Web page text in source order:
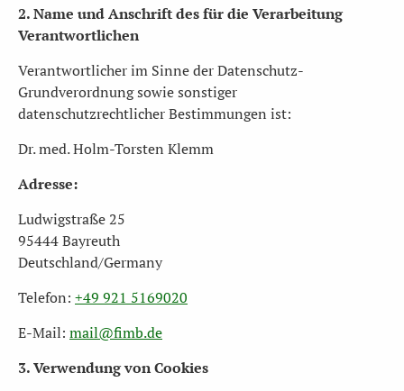
2. Name und Anschrift des für die Verarbeitung
Verantwortlichen
Verantwortlicher im Sinne der Datenschutz-
Grundverordnung sowie sonstiger
datenschutzrechtlicher Bestimmungen ist:
Dr. med. Holm-Torsten Klemm
Adresse:
Ludwigstraße 25
95444 Bayreuth
Deutschland/Germany
Telefon: +49 921 5169020
E-Mail: mail@fimb.de
3. Verwendung von Cookies